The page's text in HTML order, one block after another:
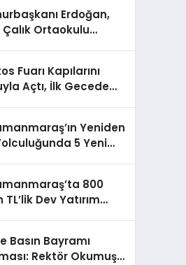
Erdoğan,
Ortaokulu
Fuarı Kapılarını
Açtı, İlk Gecede
Yeniden
5 Yeni
800
TL’lik Dev Yatırım
Basın Bayramı
Rektör Okumuş